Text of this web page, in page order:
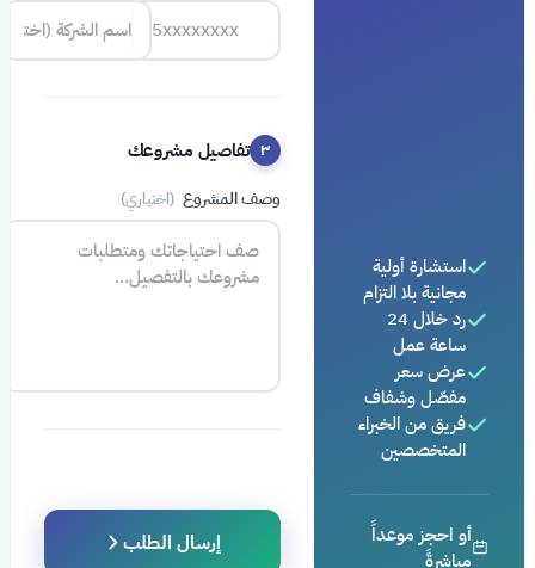
استشارة أولية
مجانية بلا التزام
رد خلال 24
ساعة عمل
عرض سعر
مفصّل وشفاف
فريق من الخبراء
المتخصصين
أو احجز موعداً
مباشرةً
٣ تفاصيل مشروعك
وصف المشروع (اختياري)
إرسال الطلب